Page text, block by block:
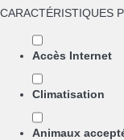
CARACTÉRISTIQUES
Accès Internet
Climatisation
Animaux